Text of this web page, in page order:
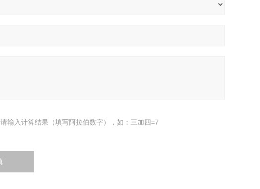
请输入计算结果（填写阿拉伯数字），如：三加四=7